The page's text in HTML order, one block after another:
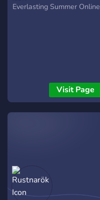
Online
Everlasting Summer Online
Visit Page